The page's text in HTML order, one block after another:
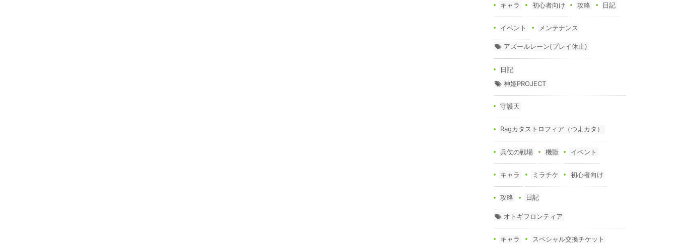
キャラ 初心者向け 攻略 日記
イベント メンテナンス
アズールレーン(プレイ休止)
日記
神姫PROJECT
守護天
Ragカタストロフィア（つよカタ）
兵仗の戦場 機獣 イベント
キャラ ミラチケ 初心者向け
攻略 日記
オトギフロンティア
キャラ スペシャル交換チケット